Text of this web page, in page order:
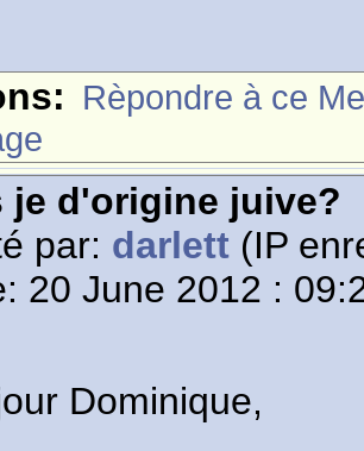
Rèpondre à ce
je d'origine juive?
par: darlett (IP
20 June 2012 :
Dominique,